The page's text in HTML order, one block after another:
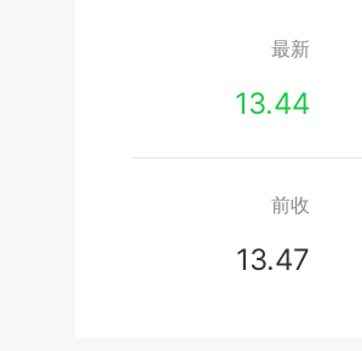
最新
13.44
前收
13.47